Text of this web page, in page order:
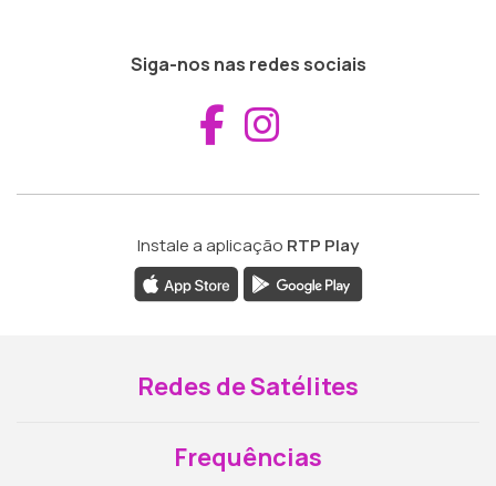
Siga-nos nas redes sociais
Aceder ao
Instale a aplicação RTP Play
Redes de Satélites
Frequências